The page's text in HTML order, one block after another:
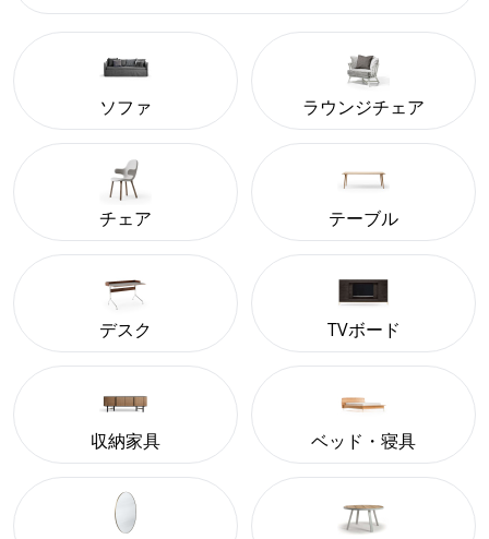
ソファ ラウンジチェア
チェア テーブル
デスク TVボード
収納家具 ベッド・寝具